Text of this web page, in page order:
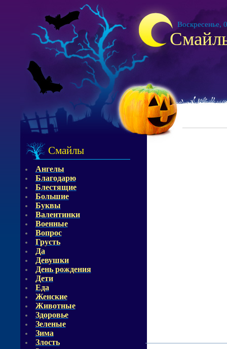
Воскресенье,
Смайлы
Ангелы
Благодарю
Блестящие
Большие
Буквы
Валентинки
Военные
Вопрос
Грусть
Да
Девушки
День рождения
Дети
Еда
Женские
Животные
Здоровье
Зеленые
Зима
Злость